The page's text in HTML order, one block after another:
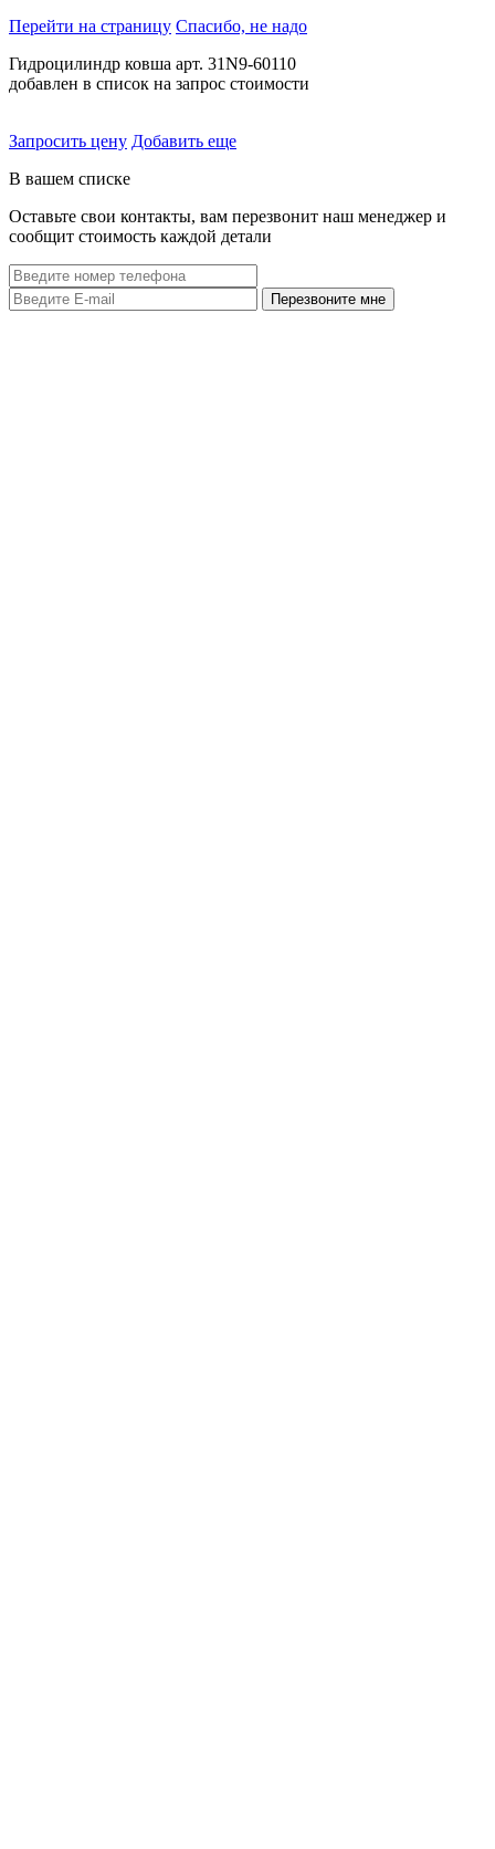
Перейти на страницу Спасибо, не надо
Гидроцилиндр ковша арт. 31N9-60110
добавлен в список на запрос стоимости
Запросить цену Добавить еще
В вашем списке
Оставьте свои контакты, вам перезвонит наш менеджер и
сообщит стоимость каждой детали
Перезвоните мне